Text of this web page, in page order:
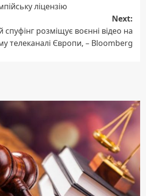
ліцензію
Next:
спуфінг розміщує воєнні відео на
телеканалі Європи, – Bloomberg